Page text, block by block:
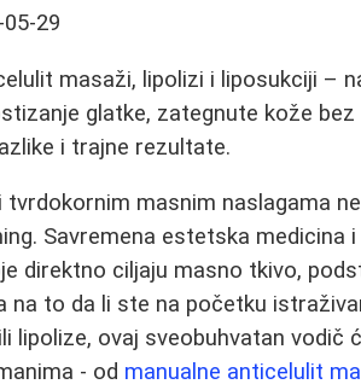
29
masaži, lipolizi i liposukciji –
glatke, zategnute kože
i trajne rezultate.
tvrdokornim masnim naslagama
Savremena estetska medicina
direktno ciljaju masno tkivo,
na to da li ste na početku
lipolize, ovaj sveobuhvatan
- od manualne anticelulit